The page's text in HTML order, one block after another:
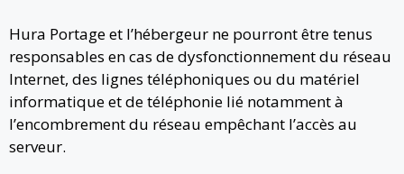
Hura Portage et l’hébergeur ne pourront être tenus
responsables en cas de dysfonctionnement du réseau
Internet, des lignes téléphoniques ou du matériel
informatique et de téléphonie lié notamment à
l’encombrement du réseau empêchant l’accès au
serveur.